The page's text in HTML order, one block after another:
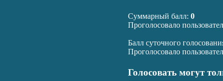
Суммарный балл: 0
Проголосовало
Балл суточного
Проголосовало
Голосовать могут